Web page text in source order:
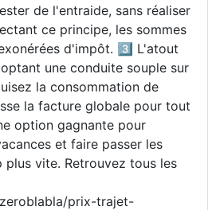
de l'entraide, sans réaliser
ce principe, les sommes
d'impôt. 3️⃣ L'atout
une conduite souple sur
la consommation de
la facture globale pour tout
option gagnante pour
et faire passer les
plus vite. Retrouvez tous les
prix-trajet-